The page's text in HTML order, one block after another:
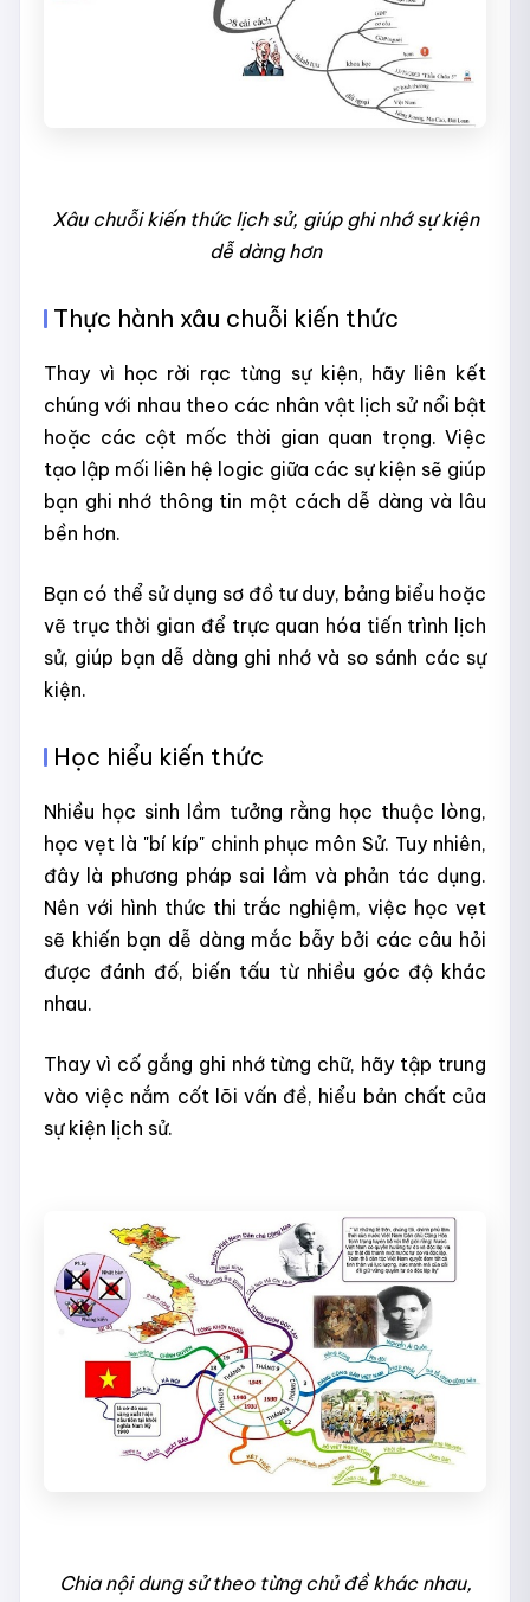
Xâu chuỗi kiến thức lịch sử, giúp ghi nhớ sự kiện
dễ dàng hơn
Thực hành xâu chuỗi kiến thức
Thay vì học rời rạc từng sự kiện, hãy liên kết
chúng với nhau theo các nhân vật lịch sử nổi bật
hoặc các cột mốc thời gian quan trọng. Việc
tạo lập mối liên hệ logic giữa các sự kiện sẽ giúp
bạn ghi nhớ thông tin một cách dễ dàng và lâu
bền hơn.
Bạn có thể sử dụng sơ đồ tư duy, bảng biểu hoặc
vẽ trục thời gian để trực quan hóa tiến trình lịch
sử, giúp bạn dễ dàng ghi nhớ và so sánh các sự
kiện.
Học hiểu kiến thức
Nhiều học sinh lầm tưởng rằng học thuộc lòng,
học vẹt là "bí kíp" chinh phục môn Sử. Tuy nhiên,
đây là phương pháp sai lầm và phản tác dụng.
Nên với hình thức thi trắc nghiệm, việc học vẹt
sẽ khiến bạn dễ dàng mắc bẫy bởi các câu hỏi
được đánh đố, biến tấu từ nhiều góc độ khác
nhau.
Thay vì cố gắng ghi nhớ từng chữ, hãy tập trung
vào việc nắm cốt lõi vấn đề, hiểu bản chất của
sự kiện lịch sử.
Chia nội dung sử theo từng chủ đề khác nhau,